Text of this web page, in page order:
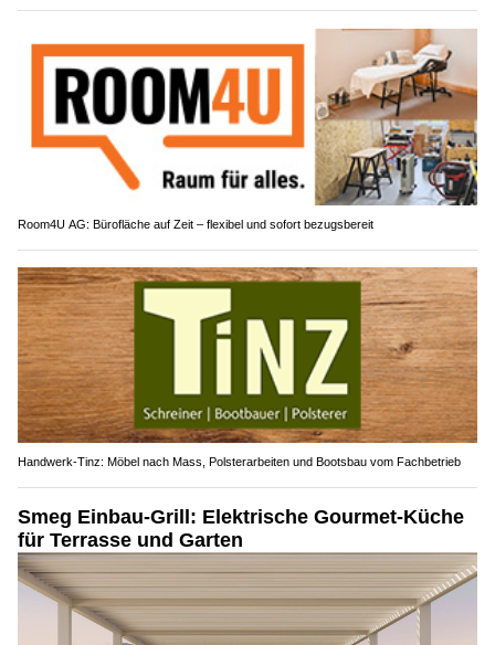
Room4U AG: Bürofläche auf Zeit – flexibel und sofort bezugsbereit
Handwerk-Tinz: Möbel nach Mass, Polsterarbeiten und Bootsbau vom Fachbetrieb
Smeg Einbau-Grill: Elektrische Gourmet-Küche
für Terrasse und Garten